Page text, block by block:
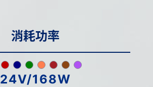
消耗功率
24V/168W